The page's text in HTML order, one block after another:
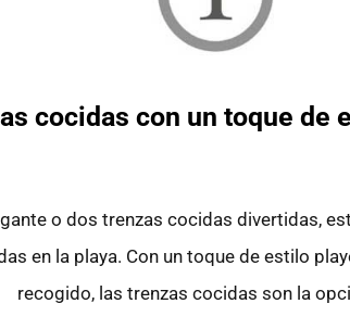
cocidas con un toque de
o dos trenzas cocidas divertidas,
en la playa. Con un toque de estilo
recogido, las trenzas cocidas son la